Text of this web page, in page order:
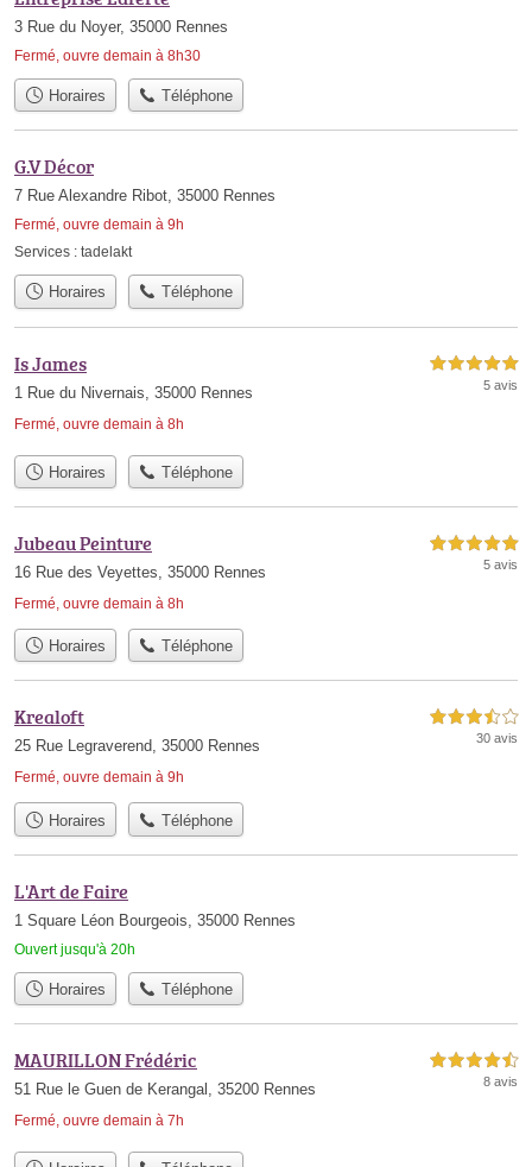
3 Rue du Noyer, 35000 Rennes
Fermé, ouvre demain à 8h30
Horaires Téléphone
G.V Décor
7 Rue Alexandre Ribot, 35000 Rennes
Fermé, ouvre demain à 9h
Services : tadelakt
Horaires Téléphone
Is James
1 Rue du Nivernais, 35000 Rennes
Fermé, ouvre demain à 8h
5,0 étoiles sur 5
5 avis
Horaires Téléphone
Jubeau Peinture
16 Rue des Veyettes, 35000 Rennes
Fermé, ouvre demain à 8h
5,0 étoiles sur 5
5 avis
Horaires Téléphone
Krealoft
25 Rue Legraverend, 35000 Rennes
Fermé, ouvre demain à 9h
3,5 étoiles sur 5
30 avis
Horaires Téléphone
L'Art de Faire
1 Square Léon Bourgeois, 35000 Rennes
Ouvert jusqu'à 20h
Horaires Téléphone
MAURILLON Frédéric
51 Rue le Guen de Kerangal, 35200 Rennes
Fermé, ouvre demain à 7h
4,5 étoiles sur 5
8 avis